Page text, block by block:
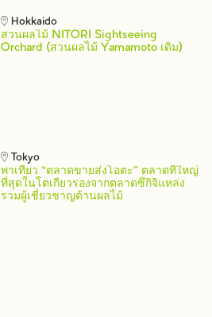
Hokkaido
สวนผลไม้ NITORI Sightseeing
Orchard (สวนผลไม้ Yamamoto เดิม)
Tokyo
พาเที่ยว “ตลาดขายส่งโอตะ” ตลาดที่ใหญ่
ที่สุดในโตเกียวรองจากตลาดซึกิจิแหล่ง
รวมผู้เชี่ยวชาญด้านผลไม้